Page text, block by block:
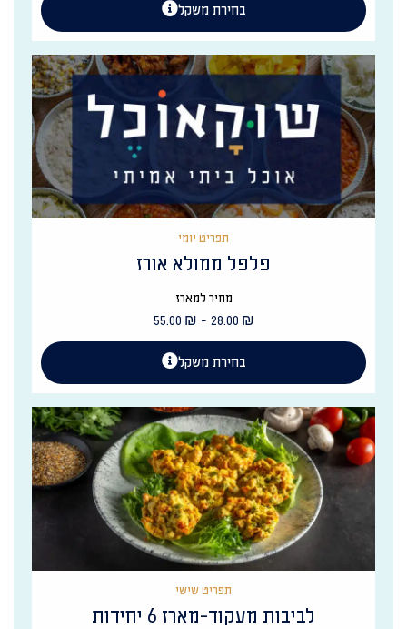
בחירת משקל
תפריט יומי
פלפל ממולא אורז
מחיר למארז
28.00 ₪
-
55.00 ₪
בחירת משקל
תפריט שישי
לביבות מעקוד-מארז 6 יחידות